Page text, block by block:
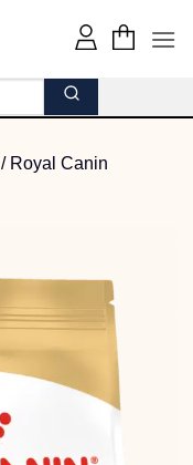
/ Royal Canin